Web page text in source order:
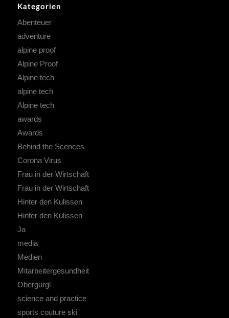
Kategorien
Abenteuer
adventure
alpine proof
Alpine Proof
Alpine tech
alpine tech
Alpine tech
awards
Awards
Behind the Scences
Corona Virus
Frau in der Wirtschaft
Frau in der Wirtschaft
Hinter den Kulissen
Hinter den Kulissen
Ja
media
Medien
Mitarbeitergesundheit
Obergurgl
science and practice
sports couture ski